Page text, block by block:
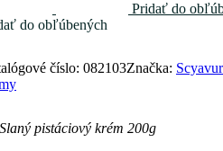
Pridať do
do obľúbených
číslo: 082103Značka:
Slaný pistáciový krém 200g